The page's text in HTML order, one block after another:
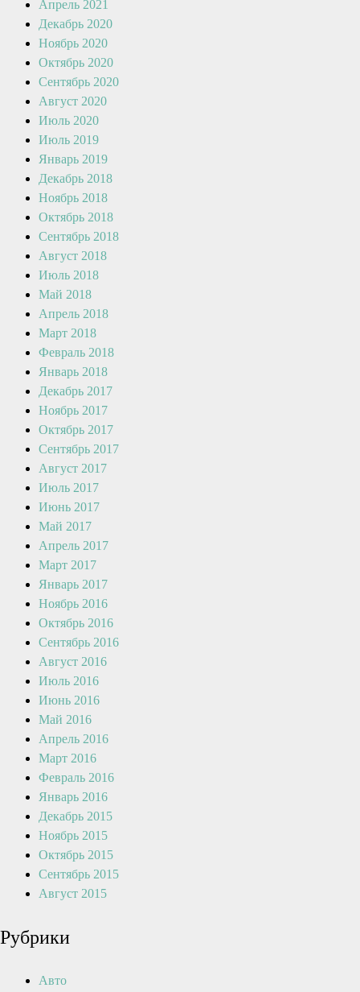
Апрель 2021
Декабрь 2020
Ноябрь 2020
Октябрь 2020
Сентябрь 2020
Август 2020
Июль 2020
Июль 2019
Январь 2019
Декабрь 2018
Ноябрь 2018
Октябрь 2018
Сентябрь 2018
Август 2018
Июль 2018
Май 2018
Апрель 2018
Март 2018
Февраль 2018
Январь 2018
Декабрь 2017
Ноябрь 2017
Октябрь 2017
Сентябрь 2017
Август 2017
Июль 2017
Июнь 2017
Май 2017
Апрель 2017
Март 2017
Январь 2017
Ноябрь 2016
Октябрь 2016
Сентябрь 2016
Август 2016
Июль 2016
Июнь 2016
Май 2016
Апрель 2016
Март 2016
Февраль 2016
Январь 2016
Декабрь 2015
Ноябрь 2015
Октябрь 2015
Сентябрь 2015
Август 2015
Рубрики
Авто